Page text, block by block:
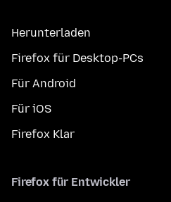
Herunterladen
Firefox für Desktop-PCs
Für Android
Für iOS
Firefox Klar
Firefox für Entwickler